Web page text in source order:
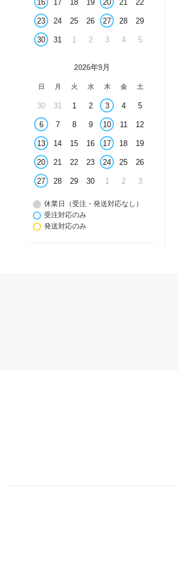
16 17 18 19 20 21 22
23 24 25 26 27 28 29
30 31 1 2 3 4 5
2026年9月
日 月 火 水 木 金 土
30 31 1 2 3 4 5
6 7 8 9 10 11 12
13 14 15 16 17 18 19
20 21 22 23 24 25 26
27 28 29 30 1 2 3
休業日（受注・発送対応なし）
受注対応のみ
発送対応のみ